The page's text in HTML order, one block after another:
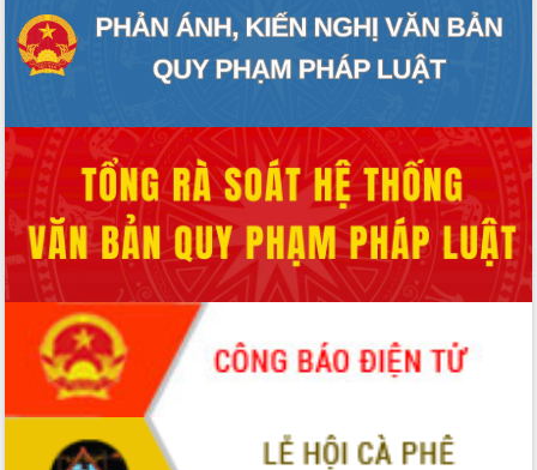
sản sống” trong dòng chảy toàn cầu
Xây dựng nông thôn mới: Nâng cao đời
sống người dân từ những mô hình thiết
Quyết liệt tháo gỡ vướng mắc, đẩy
nhanh tiến độ các dự án trọng điểm
trong Khu kinh tế Nam Phú Yên
Hòn Yến phát triển du lịch gắn với bảo
tồn biển
Lấy ý kiến điều chỉnh Quy hoạch tỉnh
Đắk Lắk thời kỳ 2021-2030, tầm nhìn
đến năm 2050
Phát động chiến dịch 30 ngày đêm
giải phóng mặt bằng Tuyến đường bộ
ven biển
Đắk Lắk nỗ lực thúc đẩy tăng trưởng
kinh tế từ 10% trở lên trong Quý
II/2026